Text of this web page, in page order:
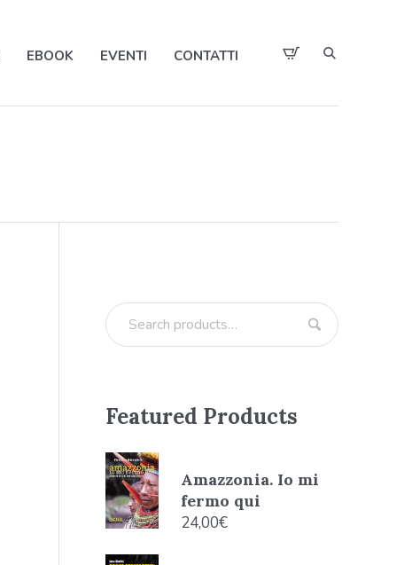
EBOOK EVENTI CONTATTI
Featured Products
Amazzonia. Io mi
fermo qui
24,00€